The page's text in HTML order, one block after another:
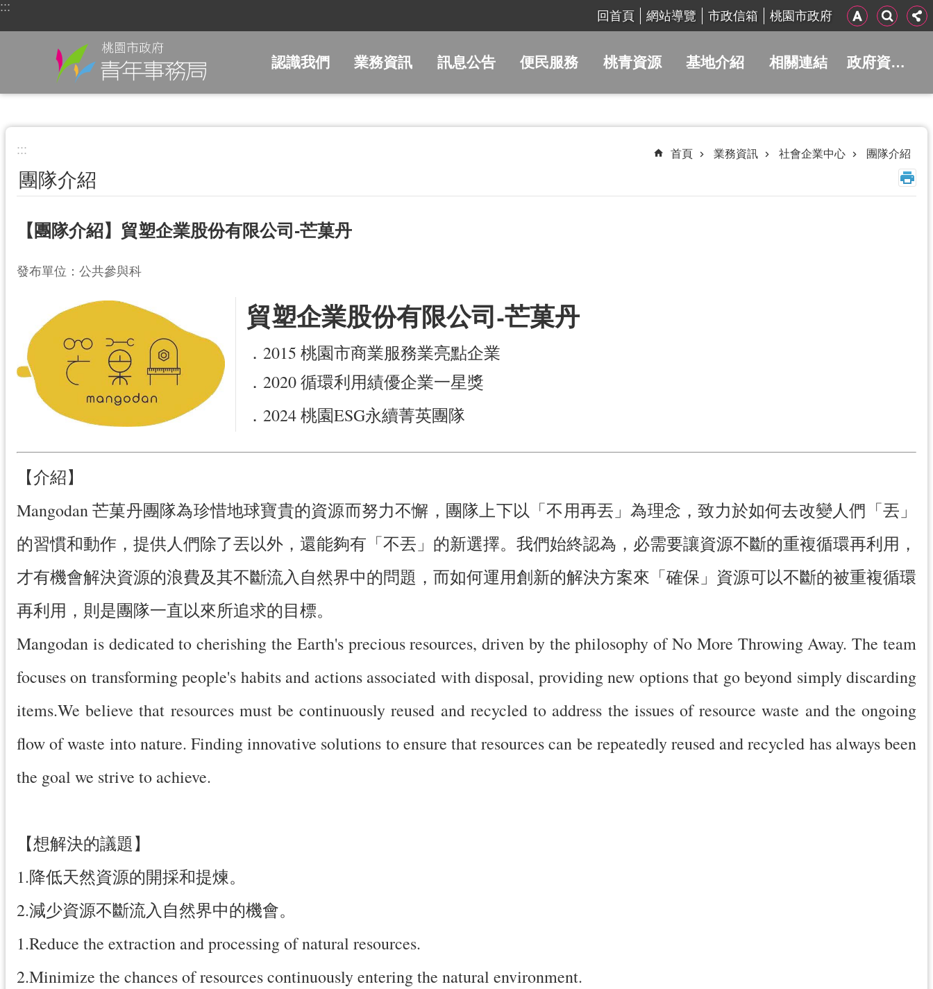
跳到主要內容區塊
:::
回首頁 網站導覽 市政信箱 桃園市政府
認識我們 業務資訊 訊息公告 便民服務 桃青資源 基地介紹 相關連結 政府資訊公開
::: 首頁 業務資訊 社會企業中心 團隊介紹
團隊介紹
【團隊介紹】貿塑企業股份有限公司-芒菓丹
發布單位：公共參與科
貿塑企業股份有限公司-芒菓丹
．2015 桃園市商業服務業亮點企業
．2020 循環利用績優企業一星獎
．2024 桃園ESG永續菁英團隊
【介紹】
Mangodan 芒菓丹團隊為珍惜地球寶貴的資源而努力不懈，團隊上下以「不用再丟」為理念，致力於如何去改變人們「丟」
的習慣和動作，提供人們除了丟以外，還能夠有「不丟」的新選擇。我們始終認為，必需要讓資源不斷的重複循環再利用，
才有機會解決資源的浪費及其不斷流入自然界中的問題，而如何運用創新的解決方案來「確保」資源可以不斷的被重複循環
再利用，則是團隊一直以來所追求的目標。
Mangodan is dedicated to cherishing the Earth's precious resources, driven by the philosophy of No More Throwing Away. The team
focuses on transforming people's habits and actions associated with disposal, providing new options that go beyond simply discarding
items.We believe that resources must be continuously reused and recycled to address the issues of resource waste and the ongoing
flow of waste into nature. Finding innovative solutions to ensure that resources can be repeatedly reused and recycled has always been
the goal we strive to achieve.
【想解決的議題】
1.降低天然資源的開採和提煉。
2.減少資源不斷流入自然界中的機會。
1.Reduce the extraction and processing of natural resources.
2.Minimize the chances of resources continuously entering the natural environment.